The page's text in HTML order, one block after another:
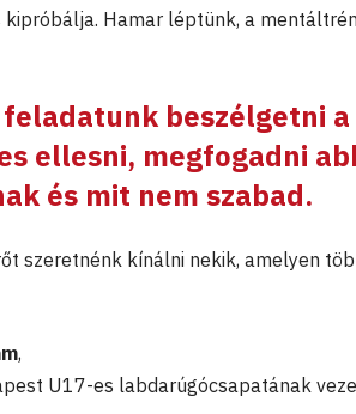
kipróbálja. Hamar léptünk, a
beszélgetni
ellesni, megfogadni
és mit nem szabad.
szeretnénk kínálni nekik, amelyen
,
U17-es labdarúgócsapatának